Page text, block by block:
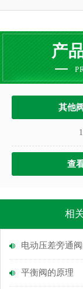
产
其他
查
相
电动压差旁通
平衡阀的原理